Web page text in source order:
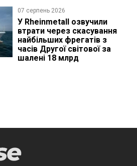
07 серпень 2026
У Rheinmetall озвучили
втрати через скасування
найбільших фрегатів з
часів Другої світової за
шалені 18 млрд